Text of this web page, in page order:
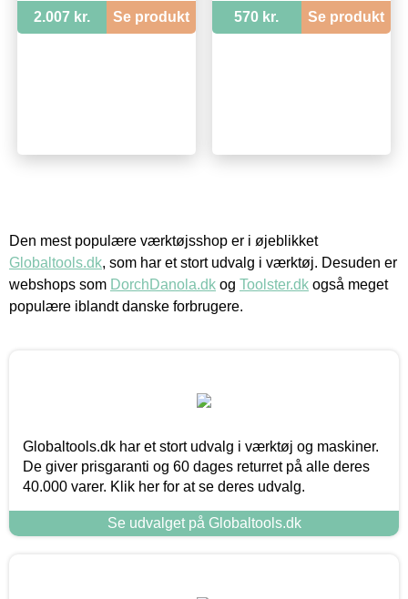
2.007 kr. Se produkt 570 kr. Se produkt
Den mest populære værktøjsshop er i øjeblikket
Globaltools.dk, som har et stort udvalg i værktøj. Desuden er
webshops som DorchDanola.dk og Toolster.dk også meget
populære iblandt danske forbrugere.
Globaltools.dk har et stort udvalg i værktøj og maskiner.
De giver prisgaranti og 60 dages returret på alle deres
40.000 varer. Klik her for at se deres udvalg.
Se udvalget på Globaltools.dk